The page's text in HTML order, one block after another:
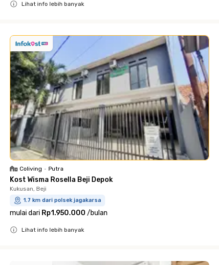
Lihat info lebih banyak
Coliving • Putra
Kost Wisma Rosella Beji Depok
Kukusan, Beji
1.7 km dari polsek jagakarsa
mulai dari Rp1.950.000 /bulan
Lihat info lebih banyak